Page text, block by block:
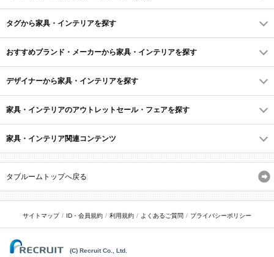
タグから家具・インテリアを探す
おすすめブランド・メーカーから家具・インテリアを探す
デザイナーから家具・インテリアを探す
家具・インテリアのアウトレットセール・フェアを探す
家具・インテリア関連コンテンツ
タブルームトップへ戻る
サイトマップ ID・会員規約 利用規約 よくあるご質問 プライバシーポリシー
(C) Recruit Co., Ltd.